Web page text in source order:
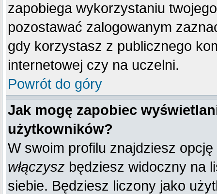
zapobiega wykorzystaniu
pozostawać zalogowanym
gdy korzystasz z publicznego
internetowej czy na uczelni.
Powrót do góry
Jak mogę zapobiec
użytkowników?
W swoim profilu znajdziesz opcję
włączysz będziesz widoczny na
siebie. Będziesz liczony jako